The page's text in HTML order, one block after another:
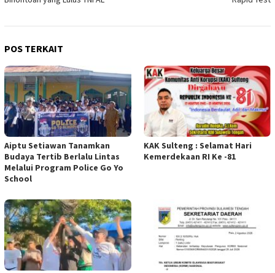
POS TERKAIT
Aiptu Setiawan Tanamkan
Budaya Tertib Berlalu Lintas
Melalui Program Police Go Yo
School
KAK Sulteng : Selamat Hari
Kemerdekaan RI Ke -81